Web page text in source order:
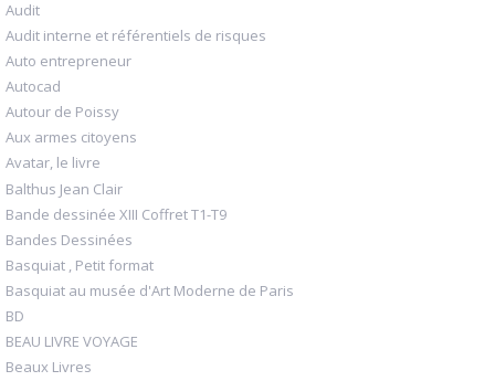
Audit
Audit interne et référentiels de risques
Auto entrepreneur
Autocad
Autour de Poissy
Aux armes citoyens
Avatar, le livre
Balthus Jean Clair
Bande dessinée XIII Coffret T1-T9
Bandes Dessinées
Basquiat , Petit format
Basquiat au musée d'Art Moderne de Paris
BD
BEAU LIVRE VOYAGE
Beaux Livres